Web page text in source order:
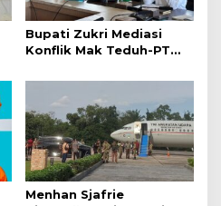
Bupati Zukri Mediasi
Konflik Mak Teduh-PT
Menhan Sjafrie